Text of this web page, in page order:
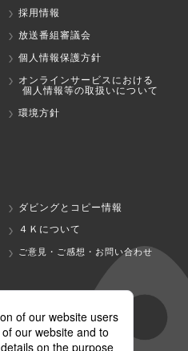
採用情報
放送番組審議会
個人情報保護方針
オンラインサービスにおける
個人情報等の取扱いについて
環境方針
ダビングとコピー情報
４Ｋについて
ご意見・ご感想・お問い合わせ
テレ朝チャンネル